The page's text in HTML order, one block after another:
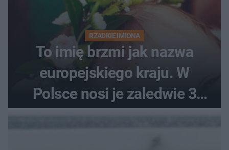
RZADKIE IMIONA
To imię brzmi jak nazwa
europejskiego kraju. W
Polsce nosi je zaledwie 3
kobiety